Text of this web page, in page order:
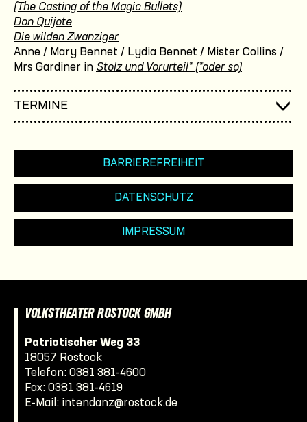
(The Casting of the Magic Bullets)
Don Quijote
Die wilden Zwanziger
Anne / Mary Bennet / Lydia Bennet / Mister Collins /
Mrs Gardiner in Stolz und Vorurteil* (*oder so)
TERMINE
BARRIEREFREIHEIT
DATENSCHUTZ
IMPRESSUM
VOLKSTHEATER ROSTOCK GMBH
Patriotischer Weg 33
18057 Rostock
Telefon: 0381 381-4600
Fax: 0381 381-4619
E-Mail: intendanz@rostock.de